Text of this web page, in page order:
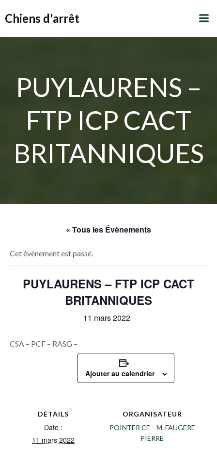
Chiens d'arrêt
PUYLAURENS –
FTP ICP CACT
BRITANNIQUES
« Tous les Évènements
Cet évènement est passé.
PUYLAURENS – FTP ICP CACT
BRITANNIQUES
11 mars 2022
CSA – PCF – RASG –
Ajouter au calendrier
DÉTAILS
Date :
11 mars 2022
ORGANISATEUR
POINTER CF – M. FAUGERE
PIERRE